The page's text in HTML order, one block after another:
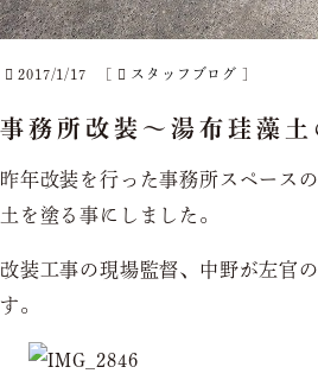
2017/1/17 [ スタッフブログ ]
事務所改装～湯布珪藻土
昨年改装を行った事務所スペース
土を塗る事にしました。
改装工事の現場監督、中野が左官
す。